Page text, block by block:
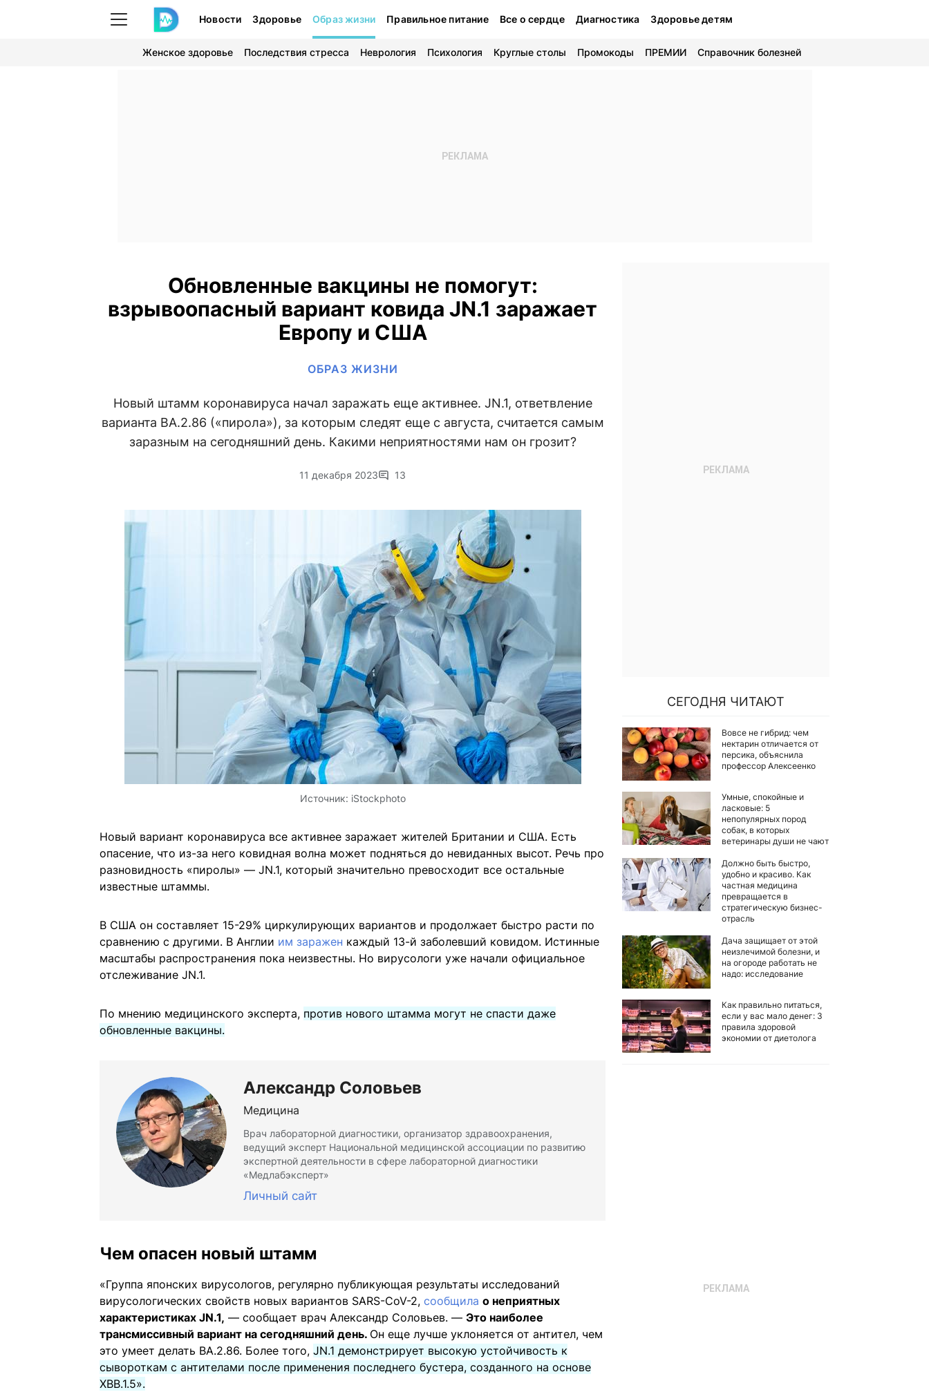
Новости Здоровье Образ жизни Правильное питание Все о сердце Диагностика Здоровье детям
Женское здоровье Последствия стресса Неврология Психология Круглые столы Промокоды ПРЕМИИ Справочник болезней
Обновленные вакцины не помогут:
взрывоопасный вариант ковида JN.1 заражает
Европу и США
ОБРАЗ ЖИЗНИ
Новый штамм коронавируса начал заражать еще активнее. JN.1, ответвление
варианта ВА.2.86 («пирола»), за которым следят еще с августа, считается самым
заразным на сегодняшний день. Какими неприятностями нам он грозит?
11 декабря 2023 13
Источник: iStockphoto
Новый вариант коронавируса все активнее заражает жителей Британии и США. Есть
опасение, что из-за него ковидная волна может подняться до невиданных высот. Речь про
разновидность «пиролы» — JN.1, который значительно превосходит все остальные
известные штаммы.
В США он составляет 15-29% циркулирующих вариантов и продолжает быстро расти по
сравнению с другими. В Англии им заражен каждый 13-й заболевший ковидом. Истинные
масштабы распространения пока неизвестны. Но вирусологи уже начали официальное
отслеживание JN.1.
По мнению медицинского эксперта, против нового штамма могут не спасти даже
обновленные вакцины.
Александр Соловьев
Медицина
Врач лабораторной диагностики, организатор здравоохранения,
ведущий эксперт Национальной медицинской ассоциации по развитию
экспертной деятельности в сфере лабораторной диагностики
«Медлабэксперт»
Личный сайт
Чем опасен новый штамм
«Группа японских вирусологов, регулярно публикующая результаты исследований
вирусологических свойств новых вариантов SARS-CoV-2, сообщила о неприятных
характеристиках JN.1, — сообщает врач Александр Соловьев. — Это наиболее
трансмиссивный вариант на сегодняшний день. Он еще лучше уклоняется от антител, чем
это умеет делать BA.2.86. Более того, JN.1 демонстрирует высокую устойчивость к
сывороткам с антителами после применения последнего бустера, созданного на основе
XBB.1.5».
СЕГОДНЯ ЧИТАЮТ
Вовсе не гибрид: чем
нектарин отличается от
персика, объяснила
профессор Алексеенко
Умные, спокойные и
ласковые: 5
непопулярных пород
собак, в которых
ветеринары души не чают
Должно быть быстро,
удобно и красиво. Как
частная медицина
превращается в
стратегическую бизнес-
отрасль
Дача защищает от этой
неизлечимой болезни, и
на огороде работать не
надо: исследование
Как правильно питаться,
если у вас мало денег: 3
правила здоровой
экономии от диетолога